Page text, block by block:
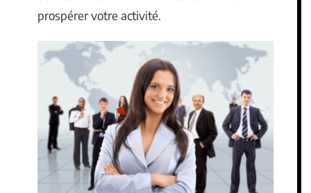
prospérer votre activité.